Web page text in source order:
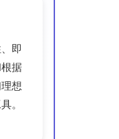
即
据
想
。